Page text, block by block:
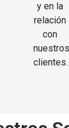
y en la
relación
con
nuestros
clientes.